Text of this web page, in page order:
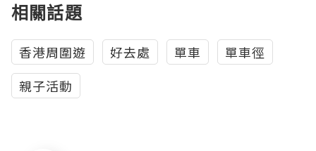
相關話題
香港周圍遊 好去處 單車
單車徑
親子活動